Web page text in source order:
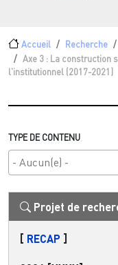
Fil d'Ariane
Accueil Recherche
Axe 3 : La construction
l'institutionnel (2017-2021)
TYPE DE CONTENU
Projet de
[ RECAP ]